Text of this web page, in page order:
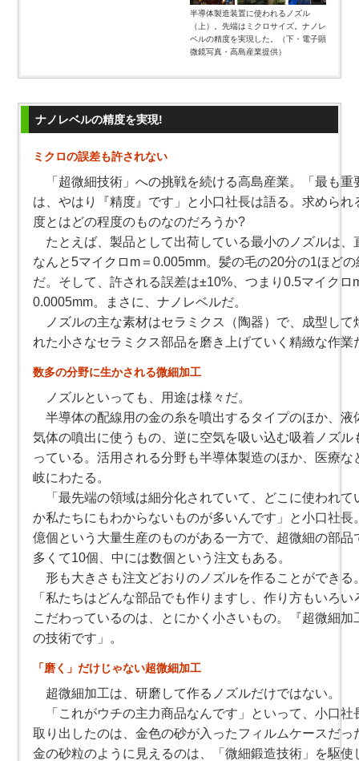
半導体製造装置に使われるノズル
（上）。先端はミクロサイズ。ナノレ
ベルの精度を実現した。（下・電子顕
微鏡写真・高島産業提供）
ナノレベルの精度を実現!
ミクロの誤差も許されない
「超微細技術」への挑戦を続ける高島産業。「最も重
は、やはり『精度』です」と小口社長は語る。求められ
度とはどの程度のものなのだろうか?
たとえば、製品として出荷している最小のノズルは、
なんと5マイクロm＝0.005mm。髪の毛の20分の1ほどの
だ。そして、許される誤差は±10%、つまり0.5マイクロ
0.0005mm。まさに、ナノレベルだ。
ノズルの主な素材はセラミクス（陶器）で、成型して
れた小さなセラミクス部品を磨き上げていく精緻な作業
数多の分野に生かされる微細加工
ノズルといっても、用途は様々だ。
半導体の配線用の金の糸を噴出するタイプのほか、液
気体の噴出に使うもの、逆に空気を吸い込む吸着ノズル
っている。活用される分野も半導体製造のほか、医療な
岐にわたる。
「最先端の領域は細分化されていて、どこに使われて
か私たちにもわからないものが多いんです」と小口社長
億個という大量生産のものがある一方で、超微細の部品
多くて10個、中には数個という注文もある。
形も大きさも注文どおりのノズルを作ることができる
「私たちはどんな部品でも作りますし、作り方もいろい
こだわっているのは、とにかく小さいもの。『超微細加
の技術です」。
「磨く」だけじゃない超微細加工
超微細加工は、研磨して作るノズルだけではない。
「これがウチの主力商品なんです」といって、小口社
取り出したのは、金色の砂が入ったフィルムケースだっ
金の砂粒のように見えるのは、「微細鍛造技術」を駆使